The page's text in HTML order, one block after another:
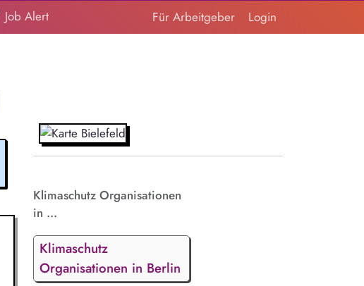
Job Alert Für Arbeitgeber Login
Klimaschutz Organisationen
in ...
Klimaschutz
Organisationen in Berlin